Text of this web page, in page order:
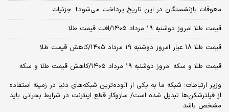
معوقات بازنشستگان در این تاریخ پرداخت می‌شود+ جزئیات
قیمت طلا امروز دوشنبه ۱۹ مرداد ۱۴۰۵/افت قیمت طلا
قیمت طلا ۱۸ عیار امروز دوشنبه ۱۹ مرداد ۱۴۰۵/کاهش قیمت طلا
قیمت طلا و سکه امروز دوشنبه ۱۹ مرداد ۱۴۰۵/کاهش قیمت طلا و سکه
وزیر ارتباطات: شبکه ما به یکی از آلوده‌ترین شبکه‌های دنیا در زمینه استفاده
از فیلترشکن‌ها تبدیل شده است/ سازوکار قطع اینترنت در شرایط بحرانی باید
مشخص باشد